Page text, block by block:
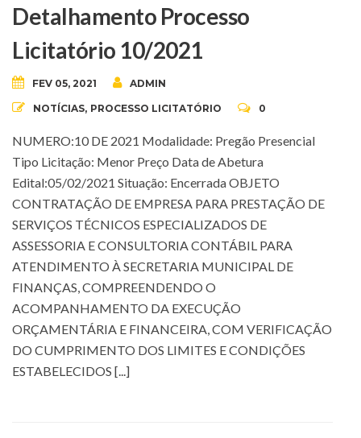
Detalhamento Processo
Licitatório 10/2021
FEV 05, 2021 ADMIN
NOTÍCIAS, PROCESSO LICITATÓRIO 0
NUMERO:10 DE 2021 Modalidade: Pregão Presencial
Tipo Licitação: Menor Preço Data de Abetura
Edital:05/02/2021 Situação: Encerrada OBJETO
CONTRATAÇÃO DE EMPRESA PARA PRESTAÇÃO DE
SERVIÇOS TÉCNICOS ESPECIALIZADOS DE
ASSESSORIA E CONSULTORIA CONTÁBIL PARA
ATENDIMENTO À SECRETARIA MUNICIPAL DE
FINANÇAS, COMPREENDENDO O
ACOMPANHAMENTO DA EXECUÇÃO
ORÇAMENTÁRIA E FINANCEIRA, COM VERIFICAÇÃO
DO CUMPRIMENTO DOS LIMITES E CONDIÇÕES
ESTABELECIDOS [...]